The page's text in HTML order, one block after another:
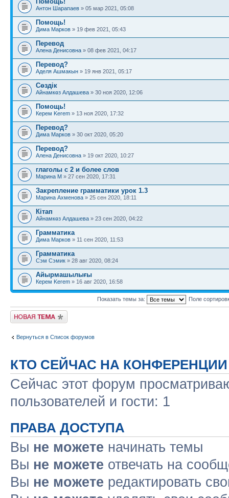
Антон Шарапаев » 05 мар 2021, 05:08
Помощь!
Дима Марков » 19 фев 2021, 05:43
Перевод
Алена Денисовна » 08 фев 2021, 04:17
Перевод?
Аделя Ашмакын » 19 янв 2021, 05:17
Сөздік
Айнамкөз Алдашева » 30 ноя 2020, 12:06
Помощь!
Керем Kerem » 13 ноя 2020, 17:32
Перевод?
Дима Марков » 30 окт 2020, 05:20
Перевод?
Алена Денисовна » 19 окт 2020, 10:27
глаголы с 2 и более слов
Марина М » 27 сен 2020, 17:31
Закрепление грамматики урок 1.3
Марина Ахменова » 25 сен 2020, 18:11
Кітап
Айнамкөз Алдашева » 23 сен 2020, 04:22
Грамматика
Дима Марков » 11 сен 2020, 11:53
Грамматика
Сэм Сэмик » 28 авг 2020, 08:24
Айырмашылығы
Керем Kerem » 16 авг 2020, 16:58
Показать темы за: Поле
Новая тема
Вернуться в Список форумов
КТО СЕЙЧАС НА КОНФЕРЕНЦИИ
Сейчас этот форум
пользователей и гости: 1
ПРАВА ДОСТУПА
Вы не можете начинать темы
Вы не можете отвечать на
Вы не можете редактировать